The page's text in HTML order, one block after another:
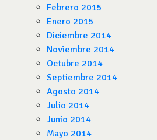
Febrero 2015
Enero 2015
Diciembre 2014
Noviembre 2014
Octubre 2014
Septiembre 2014
Agosto 2014
Julio 2014
Junio 2014
Mayo 2014